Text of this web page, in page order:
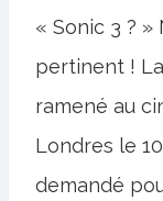
« Sonic 3 ?
pertinent !
ramené au
Londres le
demandé